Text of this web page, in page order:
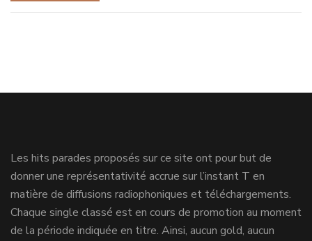
Les hits parades proposés sur ce site ont pour but de
donner une représentativité accrue sur l’instant T en
matière de diffusions radiophoniques et téléchargements.
Chaque single classé est en cours de promotion au moment
de la période indiquée en titre. Ainsi, aucun gold, aucun